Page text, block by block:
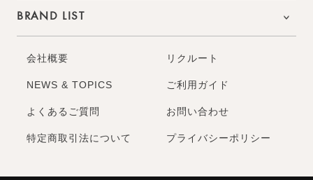
BRAND LIST
会社概要 リクルート
NEWS & TOPICS ご利用ガイド
よくあるご質問 お問い合わせ
特定商取引法について プライバシーポリシー